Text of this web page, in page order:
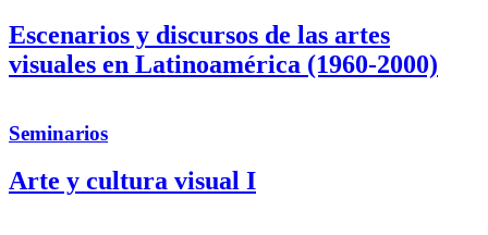
Escenarios y discursos de las artes
visuales en Latinoamérica (1960-2000)
Seminarios
Arte y cultura visual I